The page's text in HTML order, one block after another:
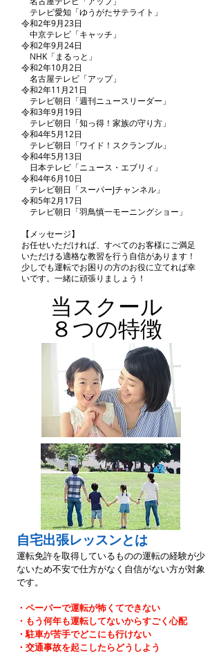
テレビ愛知「ゆうがたサテライト」
令和2年9月23日
中京テレビ「キャッチ」
令和2年9月24日
NHK「まるっと」
令和2年10月2日
名古屋テレビ「アップ」
令和2年11月21日
テレビ朝日「週刊ニュースリーダー」
令和3年9月19日
​ テレビ朝日「知っ得！家族の守り方」
令和4年5月12日
テレビ朝日「ワイド！スクランブル」
令和4年5月13日
​ 日本テレビ「ニュース・エブリィ」
令和4年6月10日
​ テレビ朝日「スーパーJチャンネル」
令和5年2月17日
​ テレビ朝日 「羽鳥慎一モーニングショー」
【メッセージ】
お任せいただければ、すべてのお客様にご満足
いただける適格な教習を行う自信があります！
少しでも運転でお困りの方のお役に立てれば幸
いです。 一緒に頑張りましょう！
当スクール
８つの特徴
自宅出張レッスンとは
運転免許を取得しているものの運転の経験が少
ないため不安で仕方がなく自信がない方が対象
です。
・ペーパーで運転が怖くてできない
・もう何年も運転してないからすごく心配
・駐車が苦手でどこにも行けない
​・交通事故を起こしたらどうしよう